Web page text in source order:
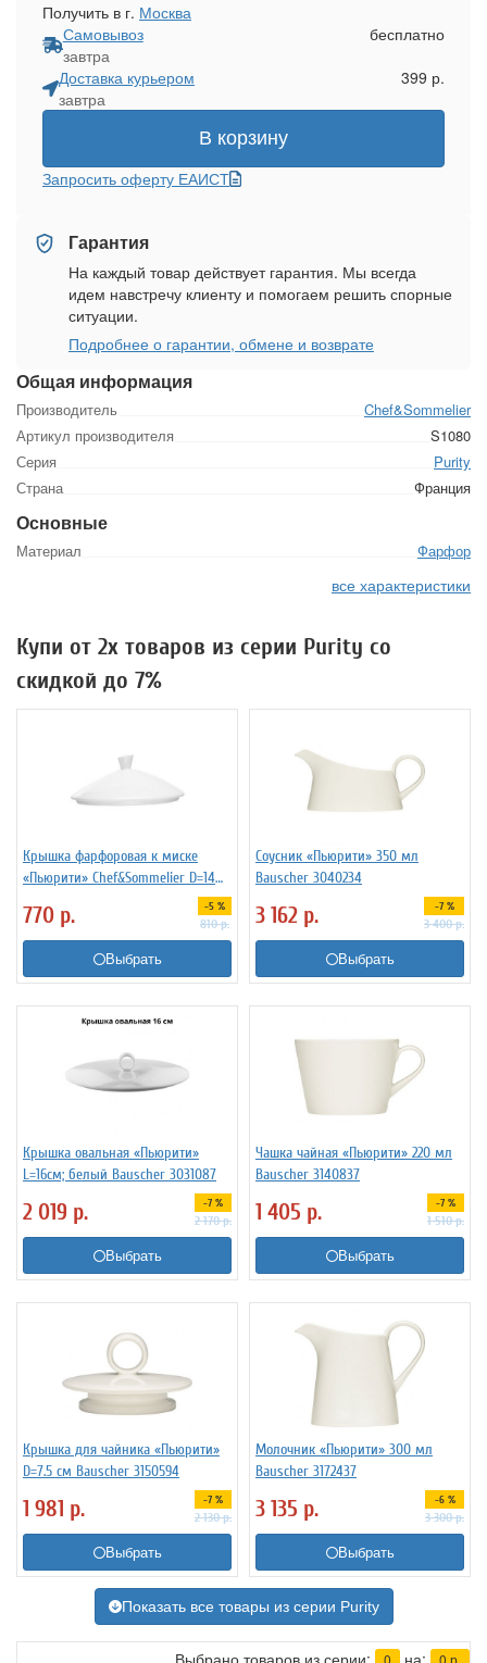
Общая информация
Производитель
Chef&Sommelier
Артикул производителя
S1080
Серия
Purity
Страна
Франция
Основные
Материал Фарфор
все характеристики
Получить в г. Москва
Самовывоз
завтра
бесплатно
Доставка курьером
завтра
399 р.
В корзину
Запросить оферту ЕАИСТ
Гарантия
На каждый товар действует гарантия. Мы всегда
идем навстречу клиенту и помогаем решить спорные
ситуации.
Подробнее о гарантии, обмене и возврате
Купи от 2х товаров из серии Purity со
скидкой до 7%
Крышка фарфоровая к миске
«Пьюрити» Chef&Sommelier D=14
770 р. -5 %
810р.
Выбрать
Соусник «Пьюрити» 350 мл
Bauscher 3040234
3 162 р. -7 %
3 400р.
Выбрать
Крышка овальная «Пьюрити»
L=16см; белый Bauscher 3031087
2 019 р. -7 %
2 170р.
Выбрать
Чашка чайная «Пьюрити» 220 мл
Bauscher 3140837
1 405 р. -7 %
1 510р.
Выбрать
Крышка для чайника «Пьюрити»
D=7.5 см Bauscher 3150594
1 981 р. -7 %
2 130р.
Выбрать
Молочник «Пьюрити» 300 мл
Bauscher 3172437
3 135 р. -6 %
3 300р.
Выбрать
Показать все товары из серии Purity
Выбрано товаров из серии: 0 на: 0 р.